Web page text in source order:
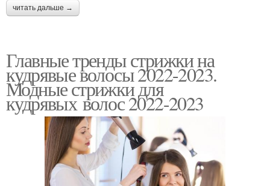
читать дальше →
Главные тренды стрижки на
кудрявые волосы 2022-2023.
Модные стрижки для
кудрявых волос 2022-2023